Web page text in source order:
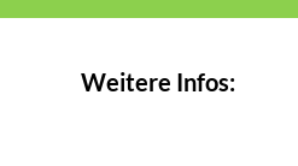
Weitere Infos: